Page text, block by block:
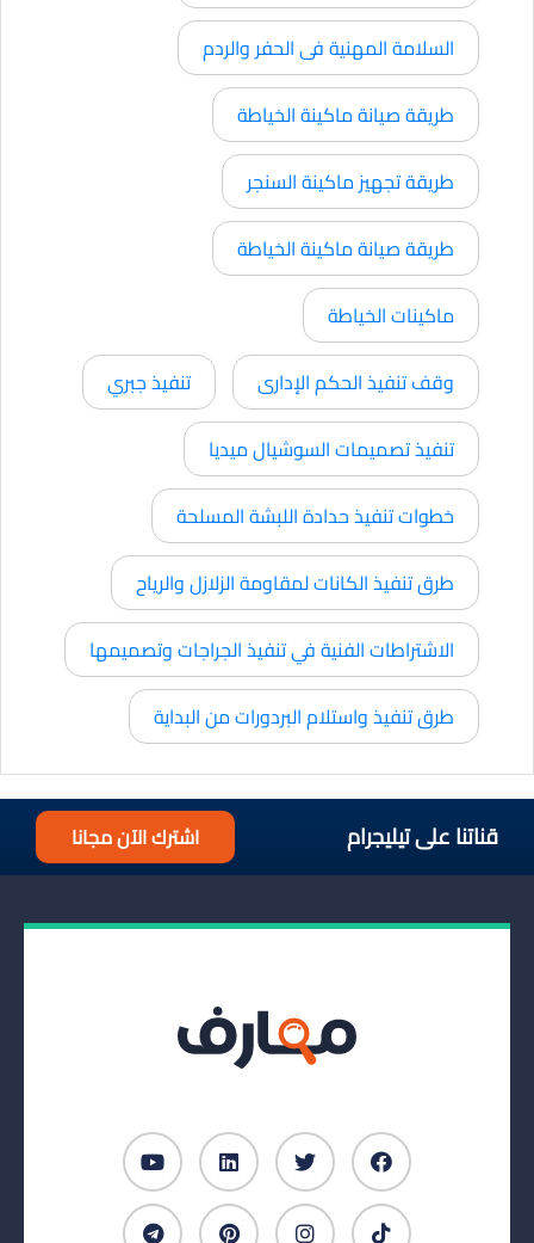
السلامة المهنية فى الحفر والردم
طريقة صيانة ماكينة الخياطة
طريقة تجهيز ماكينة السنجر
طريقة صيانة ماكينة الخياطة
ماكينات الخياطة
وقف تنفيذ الحكم الإدارى
تنفيذ جبري
تنفيذ تصميمات السوشيال ميديا
خطوات تنفيذ حدادة اللبشة المسلحة
طرق تنفيذ الكانات لمقاومة الزلازل والرياح
الاشتراطات الفنية في تنفيذ الجراجات وتصميمها
طرق تنفيذ واستلام البردورات من البداية
قناتنا على تيليجرام اشترك الآن مجانا